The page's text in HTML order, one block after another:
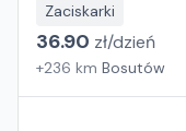
Zaciskarki
36.90 zł/dzień
+236 km Bosutów